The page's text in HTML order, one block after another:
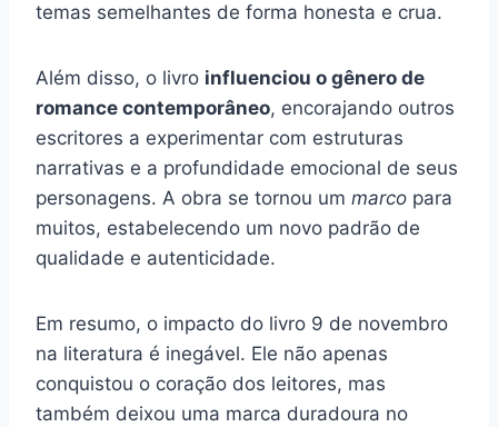
temas semelhantes de forma honesta e crua.
Além disso, o livro influenciou o gênero de
romance contemporâneo, encorajando outros
escritores a experimentar com estruturas
narrativas e a profundidade emocional de seus
personagens. A obra se tornou um marco para
muitos, estabelecendo um novo padrão de
qualidade e autenticidade.
Em resumo, o impacto do livro 9 de novembro
na literatura é inegável. Ele não apenas
conquistou o coração dos leitores, mas
também deixou uma marca duradoura no